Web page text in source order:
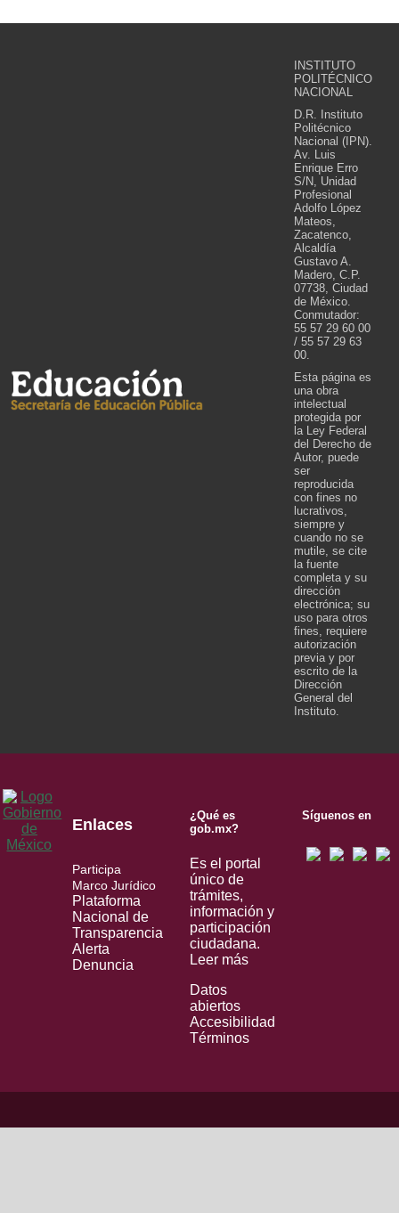
INSTITUTO
POLITÉCNICO
NACIONAL
D.R. Instituto
Politécnico
Nacional (IPN).
Av. Luis
Enrique Erro
S/N, Unidad
Profesional
Adolfo López
Mateos,
Zacatenco,
Alcaldía
Gustavo A.
Madero, C.P.
07738, Ciudad
de México.
Conmutador:
55 57 29 60 00
/ 55 57 29 63
00.
Esta página es
una obra
intelectual
protegida por
la Ley Federal
del Derecho de
Autor, puede
ser
reproducida
con fines no
lucrativos,
siempre y
cuando no se
mutile, se cite
la fuente
completa y su
dirección
electrónica; su
uso para otros
fines, requiere
autorización
previa y por
escrito de la
Dirección
General del
Instituto.
Enlaces
Participa
Marco Jurídico
Plataforma
Nacional de
Transparencia
Alerta
Denuncia
¿Qué es
gob.mx?
Es el portal
único de
trámites,
información y
participación
ciudadana.
Leer más
Datos
abiertos
Accesibilidad
Términos
Síguenos en